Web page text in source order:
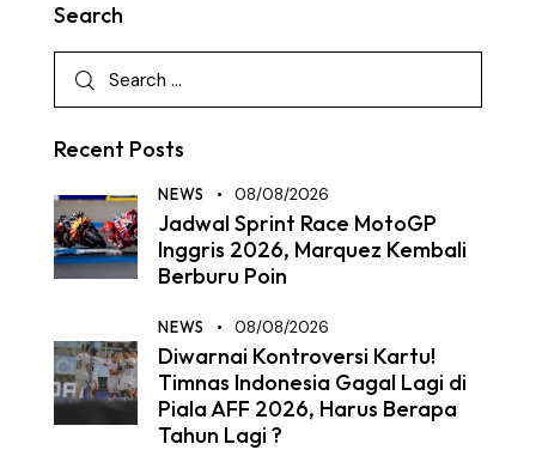
Search
Recent Posts
NEWS 08/08/2026
Jadwal Sprint Race MotoGP
Inggris 2026, Marquez Kembali
Berburu Poin
NEWS 08/08/2026
Diwarnai Kontroversi Kartu!
Timnas Indonesia Gagal Lagi di
Piala AFF 2026, Harus Berapa
Tahun Lagi ?